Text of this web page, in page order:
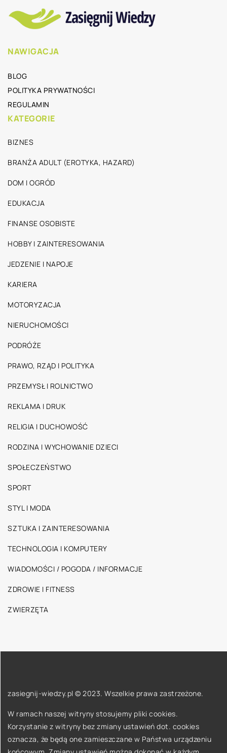
NAWIGACJA
BLOG
POLITYKA PRYWATNOŚCI
REGULAMIN
KATEGORIE
BIZNES
BRANŻA ADULT (EROTYKA, HAZARD)
DOM I OGRÓD
EDUKACJA
FINANSE OSOBISTE
HOBBY I ZAINTERESOWANIA
JEDZENIE I NAPOJE
KARIERA
MOTORYZACJA
NIERUCHOMOŚCI
PODRÓŻE
PRAWO, RZĄD I POLITYKA
PRZEMYSŁ I ROLNICTWO
REKLAMA I DRUK
RELIGIA I DUCHOWOŚĆ
RODZINA I WYCHOWANIE DZIECI
SPOŁECZEŃSTWO
SPORT
STYL I MODA
SZTUKA I ZAINTERESOWANIA
TECHNOLOGIA I KOMPUTERY
WIADOMOŚCI / POGODA / INFORMACJE
ZDROWIE I FITNESS
ZWIERZĘTA
zasiegnij-wiedzy.pl © 2023. Wszelkie prawa zastrzeżone.
W ramach naszej witryny stosujemy pliki cookies.
Korzystanie z witryny bez zmiany ustawień dot. cookies
oznacza, że będą one zamieszczane w Państwa urządzeniu